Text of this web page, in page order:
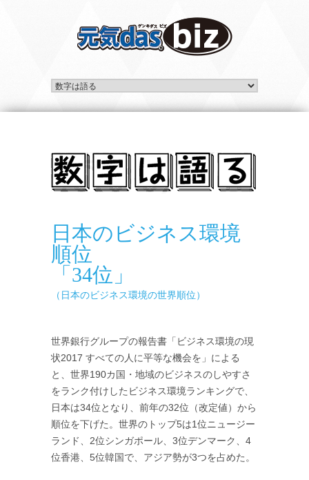
日本のビジネス環境
順位
「34位」
（日本のビジネス環境の世界順位）
世界銀行グループの報告書「ビジネス環境の現
状2017 すべての人に平等な機会を」による
と、世界190カ国・地域のビジネスのしやすさ
をランク付けしたビジネス環境ランキングで、
日本は34位となり、前年の32位（改定値）から
順位を下げた。世界のトップ5は1位ニュージー
ランド、2位シンガポール、3位デンマーク、4
位香港、5位韓国で、アジア勢が3つを占めた。